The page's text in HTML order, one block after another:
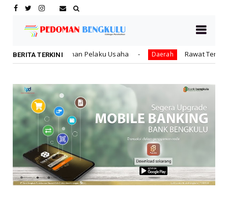
BERITA TERKINI
Usaha Daerah Rawat Tenaga Kerja dengan Jaminan